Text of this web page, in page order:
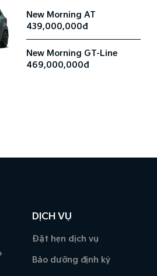
New Morning AT
439,000,000đ
New Morning GT-Line
469,000,000đ
DỊCH VỤ
Đặt hẹn dịch vụ
Bảo dưỡng định kỳ